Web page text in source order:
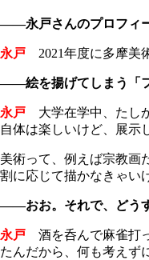
――永戸さんのプロフィ
永戸 2021年度に多摩美
――絵を揚げてしまう「
永戸 大学在学中、たし
自体は楽しいけど、展示
美術って、例えば宗教画
割に応じて描かなきゃい
――おお。それで、どう
永戸 酒を呑んで麻雀打
たんだから、何も考えず